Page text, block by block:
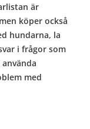
är
köper också
hundarna, la
i frågor som
med